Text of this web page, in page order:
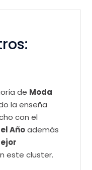
de Moda
la enseña
con el
Añoademás
este cluster.